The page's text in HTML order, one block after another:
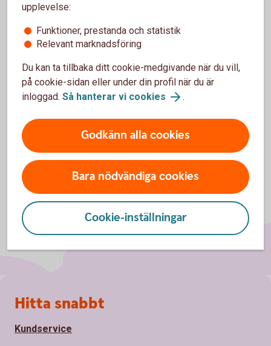
För att se detta innehåll behöver du först
godkänna cookies för Funktioner, prestanda
och statistik.
Inställningar för cookies
upplevelse:
Funktioner, prestanda och statistik
Relevant marknadsföring
Du kan ta tillbaka ditt cookie-medgivande när du vill,
på cookie-sidan eller under din profil när du är
inloggad. Så hanterar vi cookies .
Godkänn alla cookies
Bara nödvändiga cookies
Cookie-inställningar
Sidfot
Hitta snabbt
Kundservice